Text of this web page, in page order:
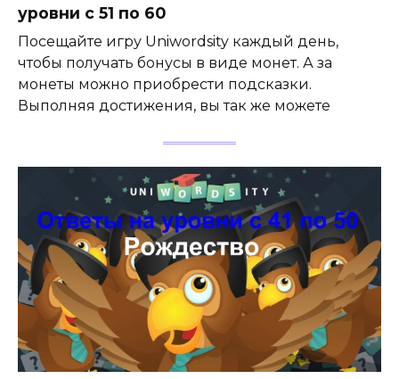
уровни с 51 по 60
Посещайте игру Uniwordsity каждый день,
чтобы получать бонусы в виде монет. А за
монеты можно приобрести подсказки.
Выполняя достижения, вы так же можете